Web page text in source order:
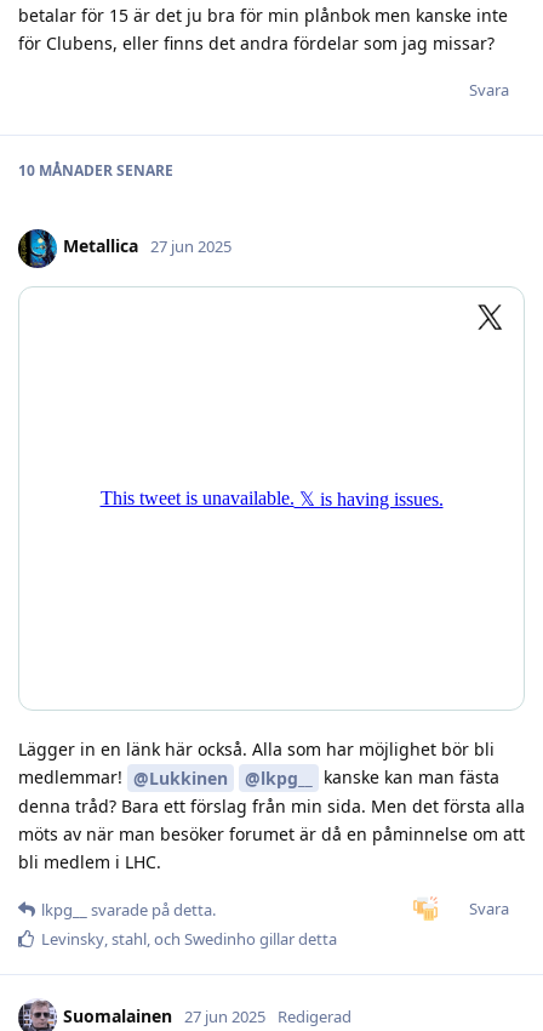
betalar för 15 är det ju bra för min plånbok men kanske inte
för Clubens, eller finns det andra fördelar som jag missar?
Svara
10 MÅNADERSENARE
Metallica 27 jun 2025
Lägger in en länk här också. Alla som har möjlighet bör bli
medlemmar! @Lukkinen @lkpg__
kanske kan man fästa
denna tråd? Bara ett förslag från min sida. Men det första alla
möts av när man besöker forumet är då en påminnelse om att
bli medlem i LHC.
Svara
lkpg__
svarade på detta.
Levinsky,stahl, och Swedinho gillar detta
Suomalainen 27 jun 2025 Redigerad